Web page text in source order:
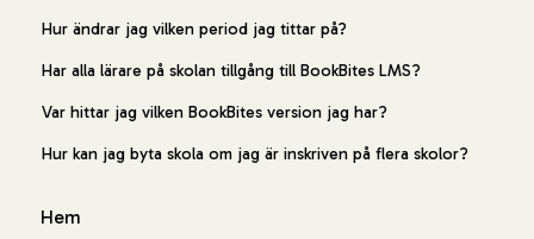
Hur ändrar jag vilken period jag tittar på?
Har alla lärare på skolan tillgång till BookBites LMS?
Var hittar jag vilken BookBites version jag har?
Hur kan jag byta skola om jag är inskriven på flera skolor?
Hem